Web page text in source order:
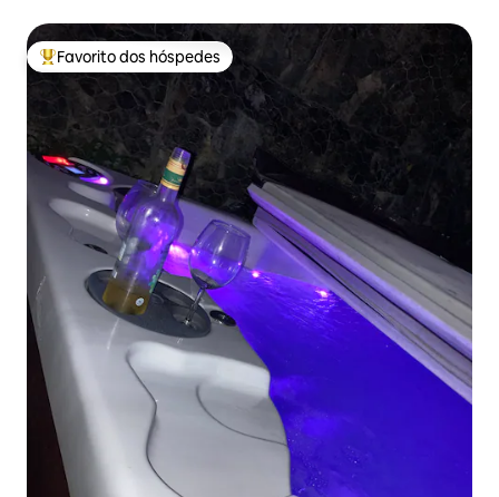
Favoritos dos hóspedes mais apreciados
Favorito dos hóspedes